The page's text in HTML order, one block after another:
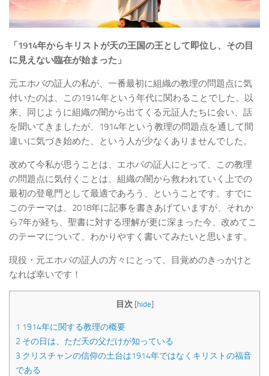
「1914年からキリストが天の王国の王として即位し、その目
に見えない臨在が始まった」
元エホバの証人の私が、一番最初に組織の教理の問題点に気
付いたのは、この1914年という年代に関わることでした。以
来、同じように組織の闇から出てくる元証人たちに会い、話
を聞いてきましたが、1914年という教理の問題点を通して間
違いに気づき始めた、という人が少なくありませんでした。
改めて今私が思うことは、エホバの証人にとって、この教理
の問題点に気付くことは、組織の闇から救われていく上での
最初の登竜門として最適であろう、ということです。すでに
このテーマは、2018年に記事を書きあげていますが、それか
ら7年が経ち、聖書に対する理解が更に深まった今、改めてこ
のテーマについて、わかりやすく書いてみたいと思います。
現役・元エホバの証人の方々にとって、目覚めのきっかけと
なれば幸いです！
目次 [hide]
1 1914年に関する教理の概要
2 その日は、ただ天の父だけが知っている
3 クリスチャンの信仰の土台は1914年ではなくキリストの福音
である